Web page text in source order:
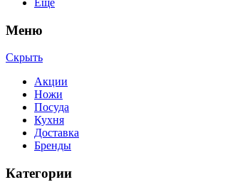
Меню
Скрыть
Акции
Ножи
Посуда
Кухня
Доставка
Бренды
Категории